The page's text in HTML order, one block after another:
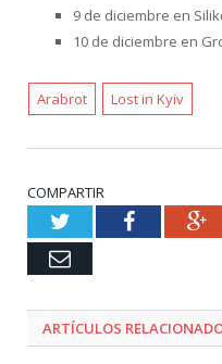
9 de diciembre en
10 de diciembre en
Arabrot Lost in Kyiv
COMPARTIR
TwitterFacebook
Email
ARTÍCULOS